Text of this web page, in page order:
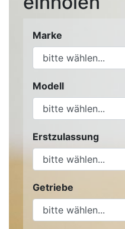
Marke
Modell
Erstzulassung
Getriebe